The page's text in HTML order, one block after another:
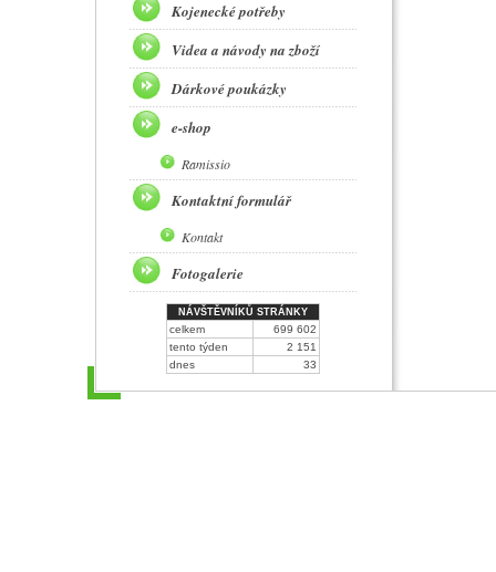
Kojenecké potřeby
Videa a návody na zboží
Dárkové poukázky
e-shop
Ramissio
Kontaktní formulář
Kontakt
Fotogalerie
NÁVŠTĚVNÍKŮ STRÁNKY
celkem
699 602
tento týden
2 151
dnes
33